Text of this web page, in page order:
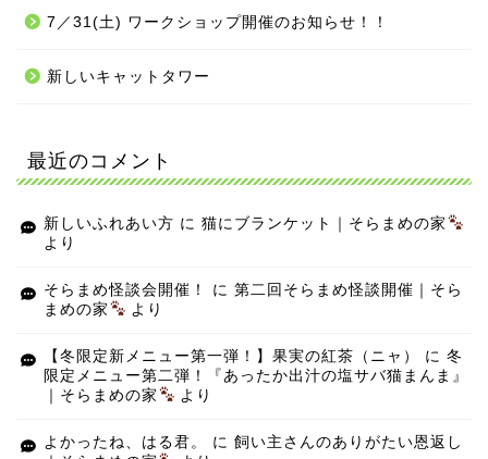
7／31(土) ワークショップ開催のお知らせ！！
新しいキャットタワー
最近のコメント
新しいふれあい方 に 猫にブランケット｜そらまめの家
より
そらまめ怪談会開催！ に 第二回そらまめ怪談開催｜そら
まめの家
より
【冬限定新メニュー第一弾！】果実の紅茶（ニャ） に 冬
限定メニュー第二弾！『あったか出汁の塩サバ猫まんま』
｜そらまめの家
より
よかったね、はる君。 に 飼い主さんのありがたい恩返し